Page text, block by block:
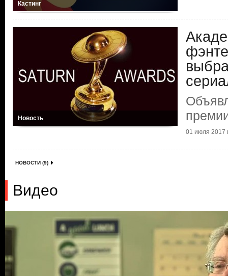
Кастинг
Новость
01 июля 2017
НОВОСТИ (9)
Видео